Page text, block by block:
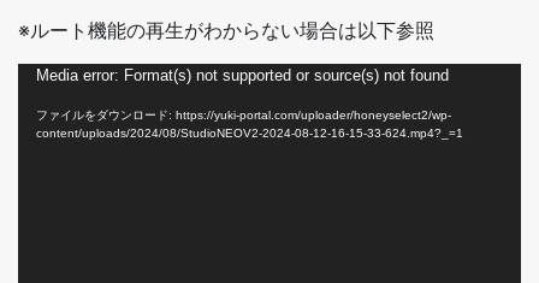
※ルート機能の再生がわからない場合は以下参照
Media error: Format(s) not supported or source(s) not found
ファイルをダウンロード: https://yuki-portal.com/uploader/honeyselect2/wp-
content/uploads/2024/08/StudioNEOV2-2024-08-12-16-15-33-624.mp4?_=1